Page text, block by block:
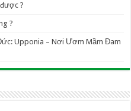
?
?
Upponia – Nơi Ươm Mầm Đam